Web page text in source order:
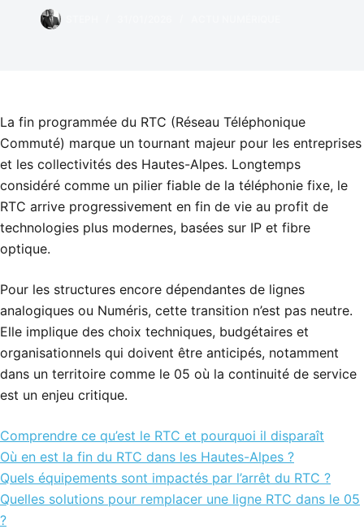
La fin programmée du RTC (Réseau Téléphonique
Commuté) marque un tournant majeur pour les entreprises
et les collectivités des Hautes-Alpes. Longtemps
considéré comme un pilier fiable de la téléphonie fixe, le
RTC arrive progressivement en fin de vie au profit de
technologies plus modernes, basées sur IP et fibre
optique.
Pour les structures encore dépendantes de lignes
analogiques ou Numéris, cette transition n’est pas neutre.
Elle implique des choix techniques, budgétaires et
organisationnels qui doivent être anticipés, notamment
dans un territoire comme le 05 où la continuité de service
est un enjeu critique.
Comprendre ce qu’est le RTC et pourquoi il disparaît
Où en est la fin du RTC dans les Hautes-Alpes ?
Quels équipements sont impactés par l’arrêt du RTC ?
Quelles solutions pour remplacer une ligne RTC dans le 05
?